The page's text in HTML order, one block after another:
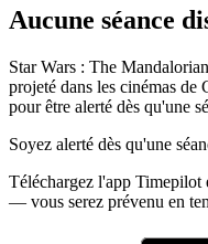
Aucune séance
Star Wars : The
projeté dans les cinémas de
pour être alerté dès qu'une
Soyez alerté dès qu'une
Téléchargez l'app
— vous serez prévenu en